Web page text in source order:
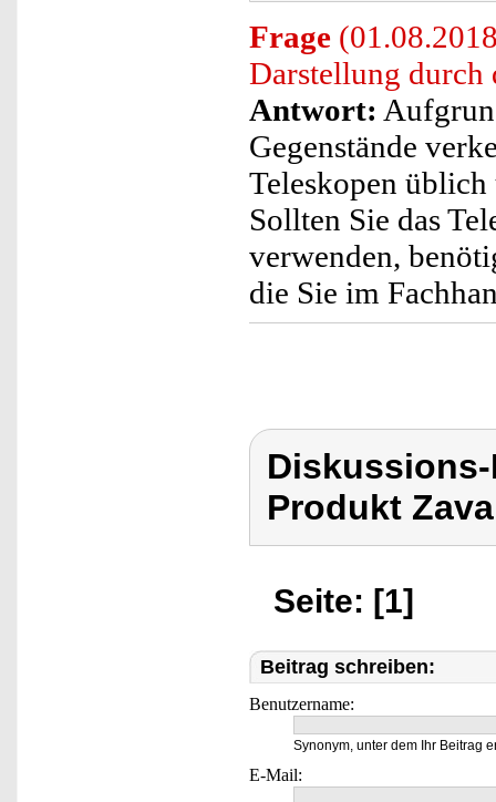
Frage
Darstellung durch
Antwort:
Gegenstände
Teleskopen
Sollten Sie das
verwenden,
die Sie im
Produkt
Seite: [1]
Beitrag schreiben:
Benutzername:
Synonym, unter dem Ihr Beitrag
E-Mail: